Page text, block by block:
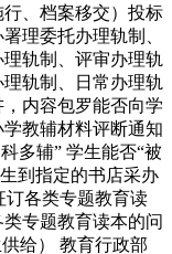
行、档案移交）投标
理委托办理轨制、
轨制、评审办理轨
轨制、日常办理轨
内容包罗能否向学
教辅材料评断通知
多辅” 学生能否“被
到指定的书店采办
订各类专题教育读
专题教育读本的问
给） 教育行政部